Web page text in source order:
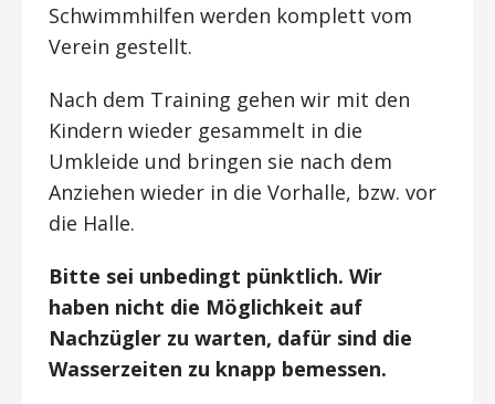
Schwimmhilfen werden komplett vom
Verein gestellt.
Nach dem Training gehen wir mit den
Kindern wieder gesammelt in die
Umkleide und bringen sie nach dem
Anziehen wieder in die Vorhalle, bzw. vor
die Halle.
Bitte sei unbedingt pünktlich. Wir
haben nicht die Möglichkeit auf
Nachzügler zu warten, dafür sind die
Wasserzeiten zu knapp bemessen.